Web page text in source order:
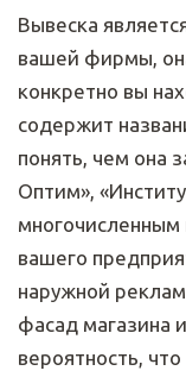
Вывеска
вашей фирмы,
конкретно вы
содержит
понять, чем она
Оптим»,
многочисленным
вашего
наружной
фасад магазина
вероятность,